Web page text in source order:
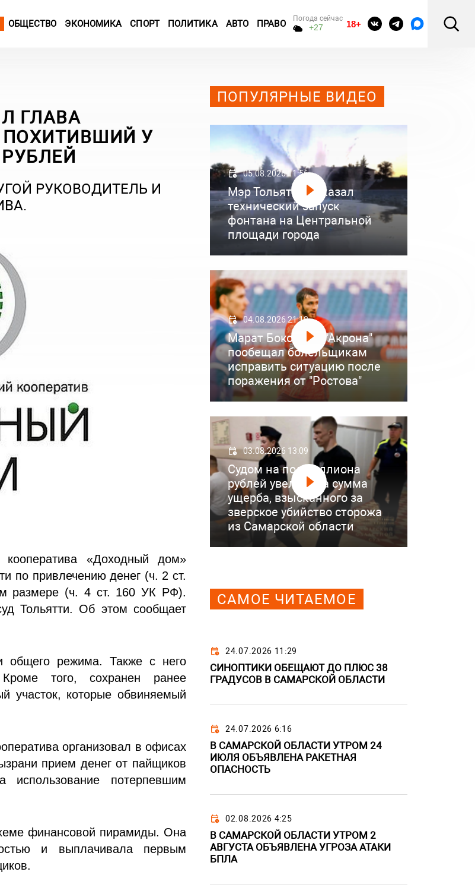
ОБЩЕСТВО ЭКОНОМИКА СПОРТ ПОЛИТИКА АВТО ПРАВО Погода сейчас
+27 18+
ГЛАВА
У
РУКОВОДИТЕЛЬ И
кооператива «Доходный дом»
по привлечению денег (ч. 2 ст.
размере (ч. 4 ст. 160 УК РФ).
Тольятти. Об этом сообщает
общего режима. Также с него
того, сохранен ранее
участок, которые обвиняемый
организовал в офисах
прием денег от пайщиков
использование потерпевшим
финансовой пирамиды. Она
и выплачивала первым
ПОПУЛЯРНЫЕ ВИДЕО
05.08.2026 11:56
Мэр Тольятти показал
технический запуск
фонтана на Центральной
площади города
04.08.2026 21:18
Марат Бокоев из "Акрона"
пообещал болельщикам
исправить ситуацию после
поражения от "Ростова"
03.08.2026 13:09
Судом на полмиллиона
рублей увеличена сумма
ущерба, взысканного за
зверское убийство сторожа
из Самарской области
САМОЕ ЧИТАЕМОЕ
24.07.2026 11:29
СИНОПТИКИ ОБЕЩАЮТ ДО ПЛЮС 38
ГРАДУСОВ В САМАРСКОЙ ОБЛАСТИ
24.07.2026 6:16
В САМАРСКОЙ ОБЛАСТИ УТРОМ 24
ИЮЛЯ ОБЪЯВЛЕНА РАКЕТНАЯ
ОПАСНОСТЬ
02.08.2026 4:25
В САМАРСКОЙ ОБЛАСТИ УТРОМ 2
АВГУСТА ОБЪЯВЛЕНА УГРОЗА АТАКИ
БПЛА